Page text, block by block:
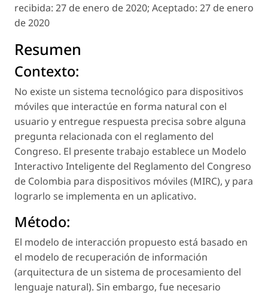
recibida: 27 de enero de 2020; Aceptado: 27 de enero
de 2020
Resumen
Contexto:
No existe un sistema tecnológico para dispositivos
móviles que interactúe en forma natural con el
usuario y entregue respuesta precisa sobre alguna
pregunta relacionada con el reglamento del
Congreso. El presente trabajo establece un Modelo
Interactivo Inteligente del Reglamento del Congreso
de Colombia para dispositivos móviles (MIRC), y para
lograrlo se implementa en un aplicativo.
Método:
El modelo de interacción propuesto está basado en
el modelo de recuperación de información
(arquitectura de un sistema de procesamiento del
lenguaje natural). Sin embargo, fue necesario